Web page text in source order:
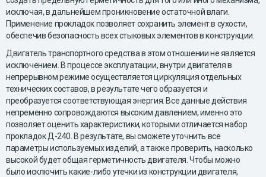
исключая, в дальнейшем проникновение остаточной влаги.
Применение прокладок позволяет сохранить элемент в сухости,
обеспечив безопасность всех стыковых элементов в конструкции.
Двигатель транспортного средства в этом отношении не является
исключением. В процессе эксплуатации, внутри двигателя в
непрерывном режиме осуществляется циркуляция отдельных
технических составов, в результате чего образуется и
преобразуется соответствующая энергия. Все данные действия
непременно сопровождаются высоким давлением, именно это
позволяет оценить характеристики, которыми отличается набор
прокладок Д-240. В результате, вы сможете уточнить все
параметры используемых изделий, а также проверить, насколько
высокой будет общая герметичность двигателя. Чтобы можно
было исключить какие-либо утечки из конструкции двигателя,